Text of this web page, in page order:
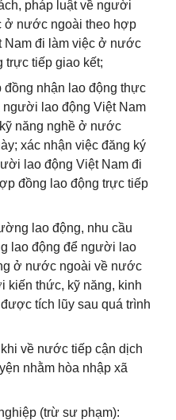
pháp luật về người
ở nước ngoài theo hợp
Nam đi làm việc ở nước
trực tiếp giao kết;
đồng nhận lao động thực
lao động Việt Nam
năng nghề ở nước
xác nhận việc đăng ký
lao động Việt Nam đi
đồng lao động trực tiếp
lao động, nhu cầu
lao động để người lao
ở nước ngoài về nước
kiến thức, kỹ năng, kinh
tích lũy sau quá trình
về nước tiếp cận dịch
nhằm hòa nhập xã
(trừ sư phạm):